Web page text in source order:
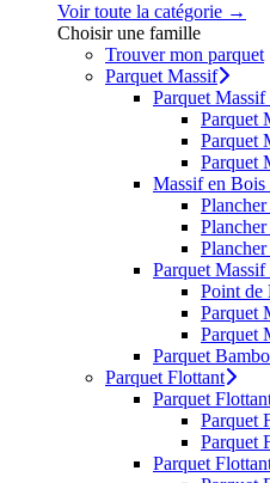
Voir toute la catégorie →
Choisir une famille
Trouver mon parquet
Parquet Massif
Parquet Massif
Parquet
Parquet
Parquet
Massif en
Parquet
Point de
Parquet
Parquet
Parquet
Parquet Flottant
Parquet
Parquet
Parquet
Parquet